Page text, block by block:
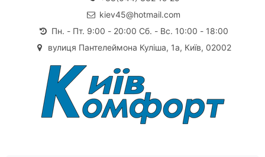
kiev45@hotmail.com
Пн. - Пт. 9:00 - 20:00 Сб. - Вс. 10:00 - 18:00
вулиця Пантелеймона Куліша, 1а, Київ, 02002